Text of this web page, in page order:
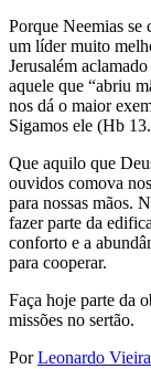
Porque Neemias se
um líder muito
Jerusalém
aquele que “abriu
nos dá o maior
Sigamos ele (Hb
Que aquilo que
ouvidos comova
para nossas mãos.
fazer parte da
conforto e a
para cooperar.
Faça hoje parte da
missões no sertão.
PorLeonardo Vieira